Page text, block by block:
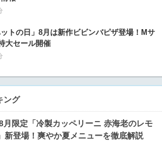
トの日」8月は新作ビビンバピザ登場！Mサ
大セール開催
ング
月限定「冷製カッペリーニ 赤海老のレモ
新登場！爽やか夏メニューを徹底解説